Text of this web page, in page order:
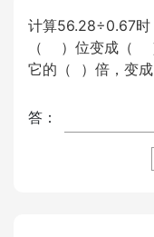
计算56.28÷0.67时
（ ）位变成（
它的（ ）倍，变
答：